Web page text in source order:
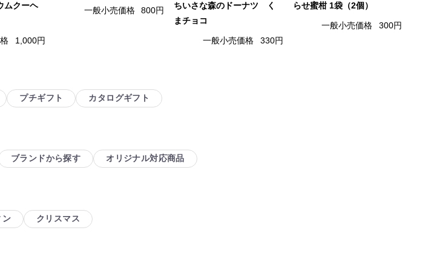
ムクーヘ
1,000円
一般小売価格 800円
ちいさな森のドーナツ く
まチョコ
一般小売価格 330円
らせ蜜柑 1袋（2個）
一般小売価格 300円
プチギフト カタログギフト
ブランドから探す オリジナル対応商品
ン クリスマス